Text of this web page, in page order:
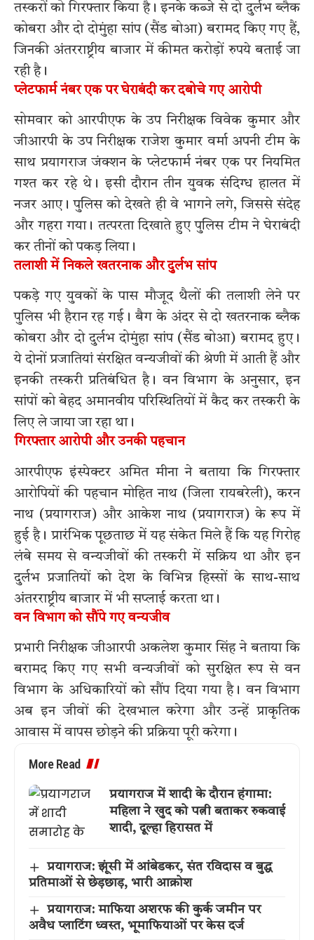
तस्करों को गिरफ्तार किया है। इनके कब्जे से दो दुर्लभ ब्लैक
कोबरा और दो दोमुंहा सांप (सैंड बोआ) बरामद किए गए हैं,
जिनकी अंतरराष्ट्रीय बाजार में कीमत करोड़ों रुपये बताई जा
रही है।
प्लेटफार्म नंबर एक पर घेराबंदी कर दबोचे गए आरोपी
सोमवार को आरपीएफ के उप निरीक्षक विवेक कुमार और
जीआरपी के उप निरीक्षक राजेश कुमार वर्मा अपनी टीम के
साथ प्रयागराज जंक्शन के प्लेटफार्म नंबर एक पर नियमित
गश्त कर रहे थे। इसी दौरान तीन युवक संदिग्ध हालत में
नजर आए। पुलिस को देखते ही वे भागने लगे, जिससे संदेह
और गहरा गया। तत्परता दिखाते हुए पुलिस टीम ने घेराबंदी
कर तीनों को पकड़ लिया।
तलाशी में निकले खतरनाक और दुर्लभ सांप
पकड़े गए युवकों के पास मौजूद थैलों की तलाशी लेने पर
पुलिस भी हैरान रह गई। बैग के अंदर से दो खतरनाक ब्लैक
कोबरा और दो दुर्लभ दोमुंहा सांप (सैंड बोआ) बरामद हुए।
ये दोनों प्रजातियां संरक्षित वन्यजीवों की श्रेणी में आती हैं और
इनकी तस्करी प्रतिबंधित है। वन विभाग के अनुसार, इन
सांपों को बेहद अमानवीय परिस्थितियों में कैद कर तस्करी के
लिए ले जाया जा रहा था।
गिरफ्तार आरोपी और उनकी पहचान
आरपीएफ इंस्पेक्टर अमित मीना ने बताया कि गिरफ्तार
आरोपियों की पहचान मोहित नाथ (जिला रायबरेली), करन
नाथ (प्रयागराज) और आकेश नाथ (प्रयागराज) के रूप में
हुई है। प्रारंभिक पूछताछ में यह संकेत मिले हैं कि यह गिरोह
लंबे समय से वन्यजीवों की तस्करी में सक्रिय था और इन
दुर्लभ प्रजातियों को देश के विभिन्न हिस्सों के साथ-साथ
अंतरराष्ट्रीय बाजार में भी सप्लाई करता था।
वन विभाग को सौंपे गए वन्यजीव
प्रभारी निरीक्षक जीआरपी अकलेश कुमार सिंह ने बताया कि
बरामद किए गए सभी वन्यजीवों को सुरक्षित रूप से वन
विभाग के अधिकारियों को सौंप दिया गया है। वन विभाग
अब इन जीवों की देखभाल करेगा और उन्हें प्राकृतिक
आवास में वापस छोड़ने की प्रक्रिया पूरी करेगा।
More Read
प्रयागराज में शादी के दौरान हंगामा:
महिला ने खुद को पत्नी बताकर रुकवाई
शादी, दूल्हा हिरासत में
प्रयागराज: झूंसी में आंबेडकर, संत रविदास व बुद्ध
प्रतिमाओं से छेड़छाड़, भारी आक्रोश
प्रयागराज: माफिया अशरफ की कुर्क जमीन पर
अवैध प्लाटिंग ध्वस्त, भूमाफियाओं पर केस दर्ज